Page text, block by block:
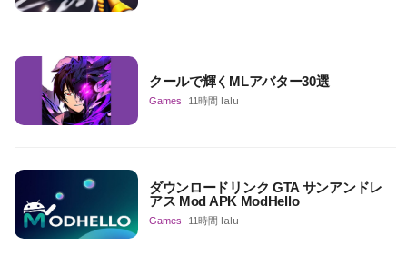
クールで輝くMLアバター30選
Games 11時間 lalu
ダウンロードリンク GTA サンアンドレ
アス Mod APK ModHello
Games 11時間 lalu